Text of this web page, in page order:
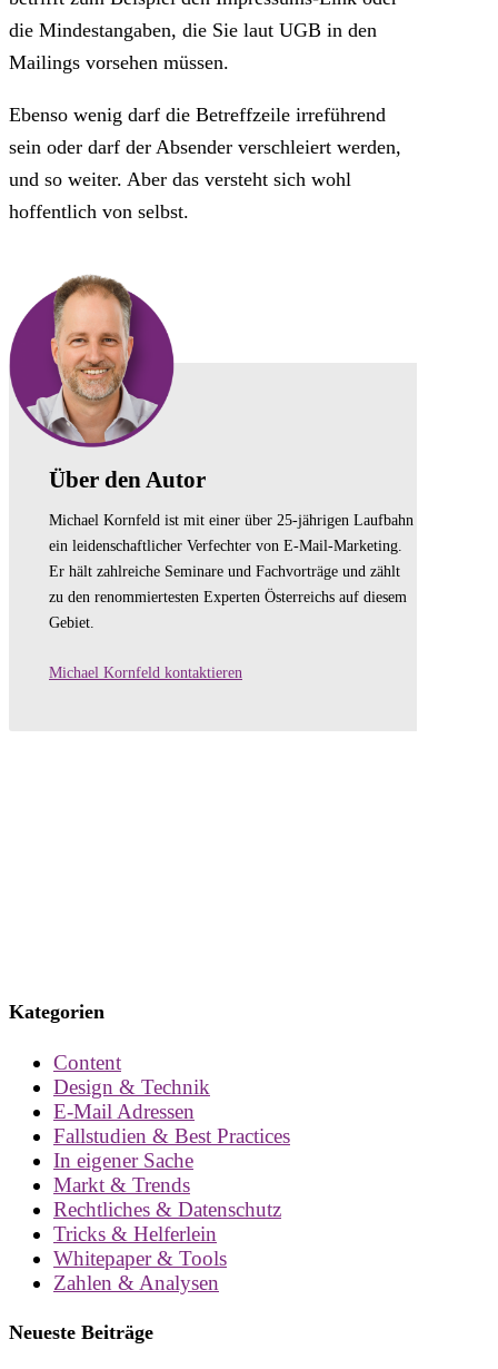
die Mindestangaben, die Sie laut UGB in den
Mailings vorsehen müssen.
Ebenso wenig darf die Betreffzeile irreführend
sein oder darf der Absender verschleiert werden,
und so weiter. Aber das versteht sich wohl
hoffentlich von selbst.
Über den Autor
Michael Kornfeld ist mit einer über 25-jährigen Laufbahn
ein leidenschaftlicher Verfechter von E-Mail-Marketing.
Er hält zahlreiche Seminare und Fachvorträge und zählt
zu den renommiertesten Experten Österreichs auf diesem
Gebiet.
Michael Kornfeld kontaktieren
Kategorien
Content
Design & Technik
E-Mail Adressen
Fallstudien & Best Practices
In eigener Sache
Markt & Trends
Rechtliches & Datenschutz
Tricks & Helferlein
Whitepaper & Tools
Zahlen & Analysen
Neueste Beiträge